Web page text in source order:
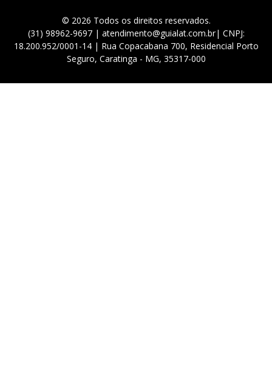
© 2026 Todos os direitos reservados.
(31) 98962-9697 | atendimento@guialat.com.br| CNPJ:
18.200.952/0001-14 | Rua Copacabana 700, Residencial Porto
Seguro, Caratinga - MG, 35317-000